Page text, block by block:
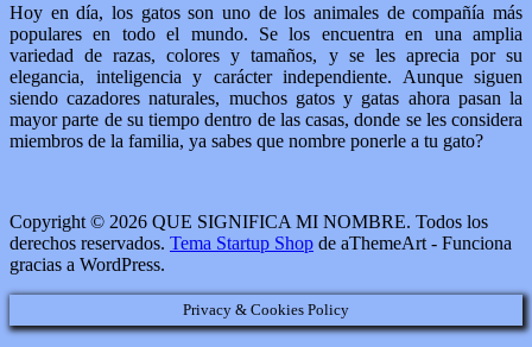
Hoy en día, los gatos son uno de los animales de compañía más
populares en todo el mundo. Se los encuentra en una amplia
variedad de razas, colores y tamaños, y se les aprecia por su
elegancia, inteligencia y carácter independiente. Aunque siguen
siendo cazadores naturales, muchos gatos y gatas ahora pasan la
mayor parte de su tiempo dentro de las casas, donde se les considera
miembros de la familia, ya sabes que nombre ponerle a tu gato?
Copyright © 2026 QUE SIGNIFICA MI NOMBRE. Todos los
derechos reservados. Tema Startup Shop de aThemeArt - Funciona
gracias a WordPress.
Privacy & Cookies Policy